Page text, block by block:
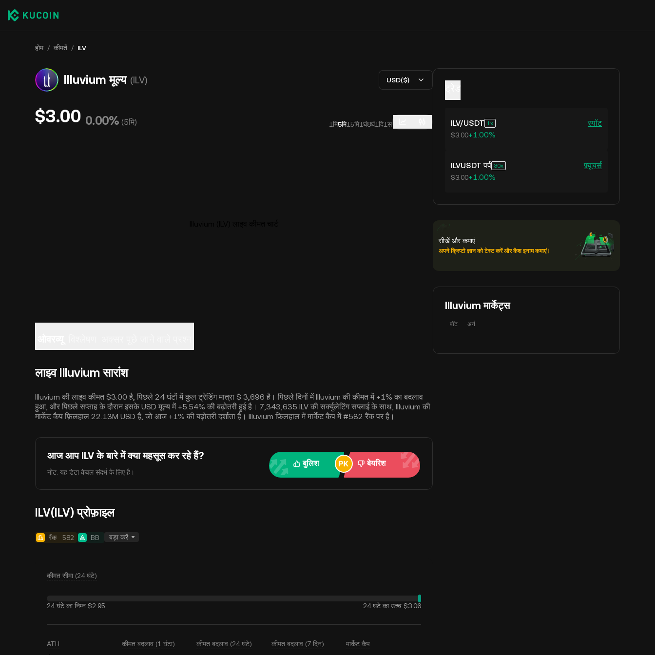
होम / कीमतें / ILV
Illuvium मूल्य (ILV) USD($)
$3.00 0.00% (5मि) 1मि5मि15मि1घं8घं1दि1स
लाइव Illuvium सारांश
Illuvium की लाइव कीमत $3.00 है, पिछले 24 घंटों में कुल ट्रेडिंग मात्रा $ 3,696 है। पिछले दिनों में Illuvium की कीमत में +1% का बदलाव
हुआ, और पिछले सप्ताह के दौरान इसके USD मूल्य में +5.54% की बढ़ोतरी हुई है। 7,343,635 ILV की सर्क्युलेटिंग सप्लाई के साथ, Illuvium की
मार्केट कैप फ़िलहाल 22.13M USD है, जो आज +1% की बढ़ोतरी दर्शाता है। Illuvium फ़िलहाल में मार्केट कैप में #582 रैंक पर है।
आज आप ILV के बारे में क्या महसूस कर रहे हैं?
नोट: यह डेटा केवल संदर्भ के लिए है।
बुलिश बेयरिश
ILV(ILV) प्रोफ़ाइल
रैंक 582 BB बड़ा करें
कीमत सीमा (24 घंटे)
24 घंटे का निम्न $2.95 24 घंटे का उच्च $3.06
ATH कीमत बदलाव (1 घंटा) कीमत बदलाव (24 घंटे) कीमत बदलाव (7 दिन) मार्केट कैप
ILV/USDT 1 स्पॉट
$3.00+1.00%
ILVUSDT पर्प 30 फ़्यूचर्स
$3.00+1.00%
सीखें और कमाएं
अपने क्रिप्टो ज्ञान को टेस्ट करें और कैश इनाम कमाएं।
Illuvium मार्केट्स
बॉट अर्न